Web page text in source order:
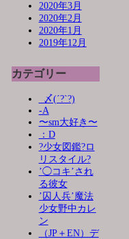
2020年3月
2020年2月
2020年1月
2019年12月
カテゴリー
_〆(´?`?)
-A
〜sm大好き〜
：D
?少女図鑑?ロ
リスタイル?
’◯コキ’され
る彼女
’囚人兵’魔法
少女野中カレ
ン
（JP＋EN）デ